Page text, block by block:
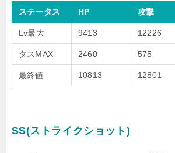
ステータス HP 攻撃
Lv最大 9413 12226
タスMAX 2460 575
最終値 10813 12801
SS(ストライクショット)